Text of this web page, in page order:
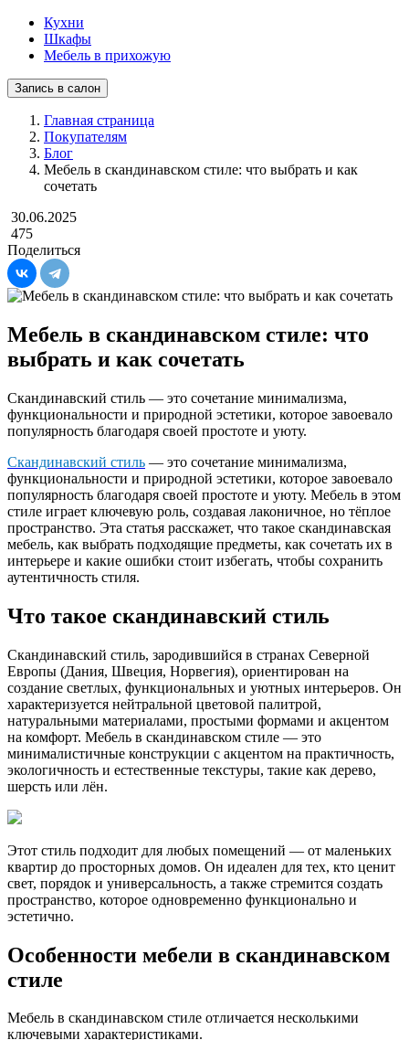
Кухни
Шкафы
Мебель в прихожую
Запись в салон
Главная страница
Покупателям
Блог
Мебель в скандинавском стиле: что выбрать и как
сочетать
30.06.2025
475
Поделиться
Мебель в скандинавском стиле: что
выбрать и как сочетать
Скандинавский стиль — это сочетание минимализма,
функциональности и природной эстетики, которое завоевало
популярность благодаря своей простоте и уюту.
Скандинавский стиль — это сочетание минимализма,
функциональности и природной эстетики, которое завоевало
популярность благодаря своей простоте и уюту. Мебель в этом
стиле играет ключевую роль, создавая лаконичное, но тёплое
пространство. Эта статья расскажет, что такое скандинавская
мебель, как выбрать подходящие предметы, как сочетать их в
интерьере и какие ошибки стоит избегать, чтобы сохранить
аутентичность стиля.
Что такое скандинавский стиль
Скандинавский стиль, зародившийся в странах Северной
Европы (Дания, Швеция, Норвегия), ориентирован на
создание светлых, функциональных и уютных интерьеров. Он
характеризуется нейтральной цветовой палитрой,
натуральными материалами, простыми формами и акцентом
на комфорт. Мебель в скандинавском стиле — это
минималистичные конструкции с акцентом на практичность,
экологичность и естественные текстуры, такие как дерево,
шерсть или лён.
Этот стиль подходит для любых помещений — от маленьких
квартир до просторных домов. Он идеален для тех, кто ценит
свет, порядок и универсальность, а также стремится создать
пространство, которое одновременно функционально и
эстетично.
Особенности мебели в скандинавском
стиле
Мебель в скандинавском стиле отличается несколькими
ключевыми характеристиками.